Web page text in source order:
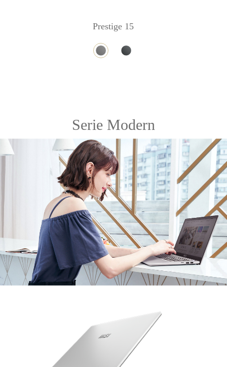
Prestige 15
Serie Modern